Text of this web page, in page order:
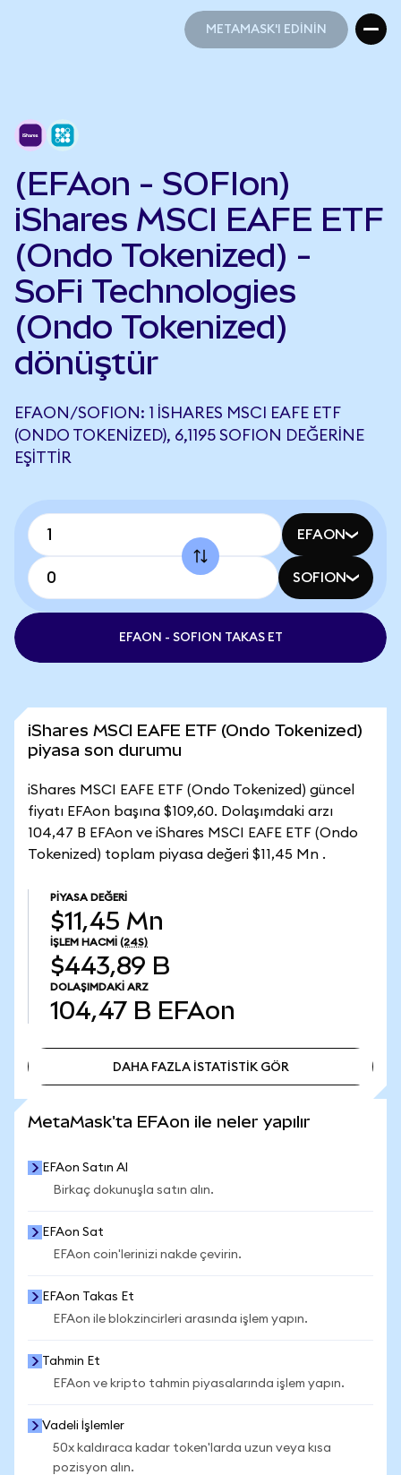
METAMASK'I EDİNİN
(EFAon - SOFIon)
iShares MSCI EAFE ETF
(Ondo Tokenized) -
SoFi Technologies
(Ondo Tokenized)
dönüştür
EFAON/SOFION: 1 ISHARES MSCI EAFE ETF
(ONDO TOKENIZED), 6,1195 SOFION DEĞERINE
EŞITTIR
EFAON
SOFION
EFAON - SOFION TAKAS ET
iShares MSCI EAFE ETF (Ondo Tokenized)
piyasa son durumu
iShares MSCI EAFE ETF (Ondo Tokenized) güncel
fiyatı EFAon başına $109,60. Dolaşımdaki arzı
104,47 B EFAon ve iShares MSCI EAFE ETF (Ondo
Tokenized) toplam piyasa değeri $11,45 Mn .
PIYASA DEĞERI
$11,45 Mn
İŞLEM HACMI (24S)
$443,89 B
DOLAŞIMDAKI ARZ
104,47 B EFAon
DAHA FAZLA İSTATİSTİK GÖR
MetaMask'ta EFAon ile neler yapılır
EFAon Satın Al
Birkaç dokunuşla satın alın.
EFAon Sat
EFAon coin'lerinizi nakde çevirin.
EFAon Takas Et
EFAon ile blokzincirleri arasında işlem yapın.
Tahmin Et
EFAon ve kripto tahmin piyasalarında işlem yapın.
Vadeli İşlemler
50x kaldıraca kadar token'larda uzun veya kısa
pozisyon alın.